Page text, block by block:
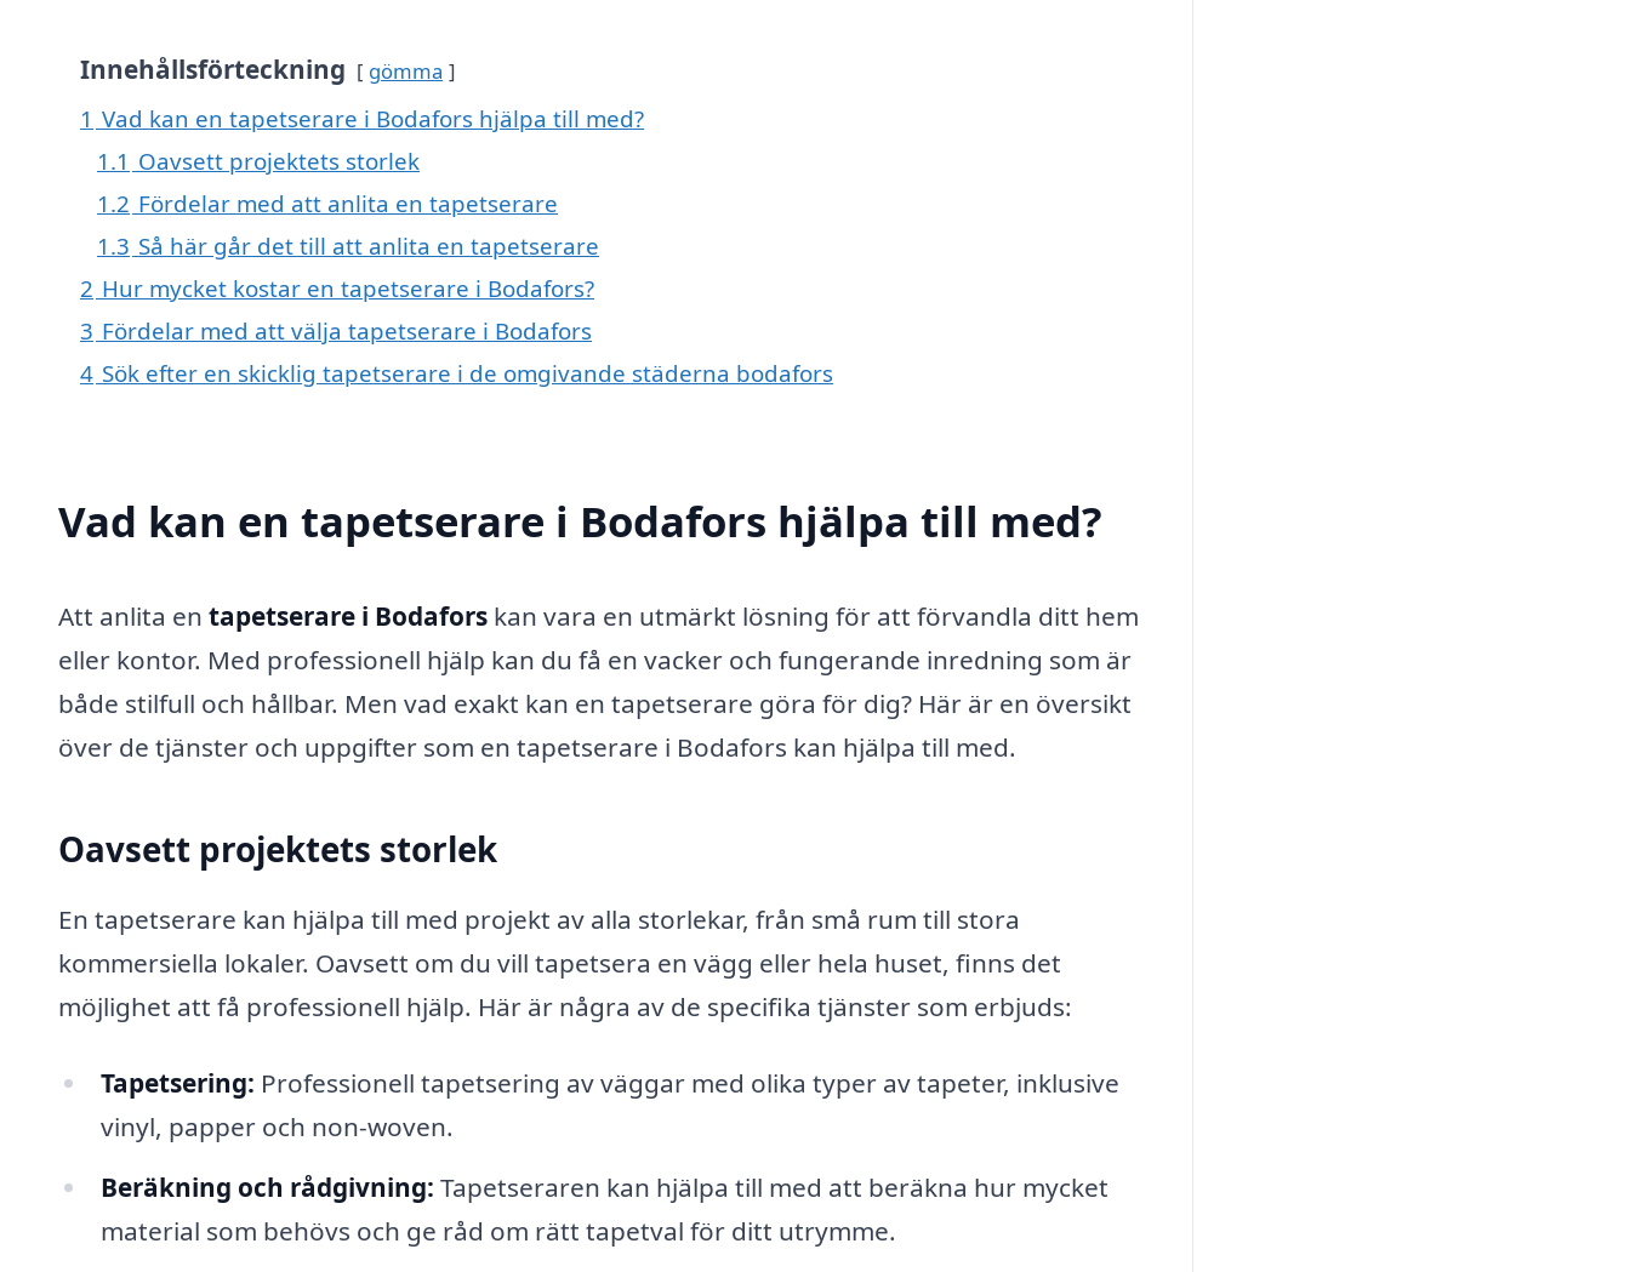
Innehållsförteckning gömma
1 Vad kan en tapetserare i Bodafors hjälpa till med?
1.1 Oavsett projektets storlek
1.2 Fördelar med att anlita en tapetserare
1.3 Så här går det till att anlita en tapetserare
2 Hur mycket kostar en tapetserare i Bodafors?
3 Fördelar med att välja tapetserare i Bodafors
4 Sök efter en skicklig tapetserare i de omgivande städerna bodafors
Vad kan en tapetserare i Bodafors hjälpa till med?
Att anlita en tapetserare i Bodafors kan vara en utmärkt lösning för att förvandla ditt hem
eller kontor. Med professionell hjälp kan du få en vacker och fungerande inredning som är
både stilfull och hållbar. Men vad exakt kan en tapetserare göra för dig? Här är en översikt
över de tjänster och uppgifter som en tapetserare i Bodafors kan hjälpa till med.
Oavsett projektets storlek
En tapetserare kan hjälpa till med projekt av alla storlekar, från små rum till stora
kommersiella lokaler. Oavsett om du vill tapetsera en vägg eller hela huset, finns det
möjlighet att få professionell hjälp. Här är några av de specifika tjänster som erbjuds:
Tapetsering: Professionell tapetsering av väggar med olika typer av tapeter, inklusive
vinyl, papper och non-woven.
Beräkning och rådgivning: Tapetseraren kan hjälpa till med att beräkna hur mycket
material som behövs och ge råd om rätt tapetval för ditt utrymme.